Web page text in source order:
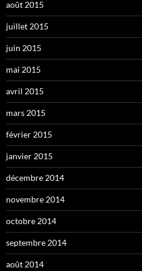
août 2015
juillet 2015
juin 2015
mai 2015
avril 2015
mars 2015
février 2015
janvier 2015
décembre 2014
novembre 2014
octobre 2014
septembre 2014
août 2014